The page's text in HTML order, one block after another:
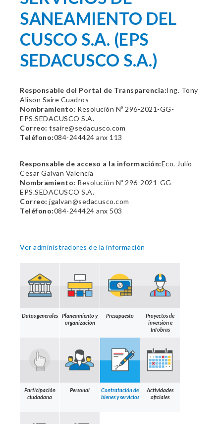
SANEAMIENTO DEL
CUSCO S.A. (EPS
SEDACUSCO S.A.)
Responsable del Portal de Transparencia:Ing. Tony
Alison Saire Cuadros
Nombramiento: Resolución Nº 296-2021-GG-
EPS.SEDACUSCO S.A.
Correo: tsaire@sedacusco.com
Teléfono:084-244424 anx 113
Responsable de acceso a la información:Eco. Julio
Cesar Galvan Valencia
Nombramiento: Resolución Nº 296-2021-GG-
EPS.SEDACUSCO S.A.
Correo: jgalvan@sedacusco.com
Teléfono:084-244424 anx 503
Ver administradores de la información
Datos generales
Planeamiento y
organización
Presupuesto
Proyectos de
inversión e
Infobras
Participación
ciudadana
Personal
Contratación de
bienes y servicios
Actividades
oficiales